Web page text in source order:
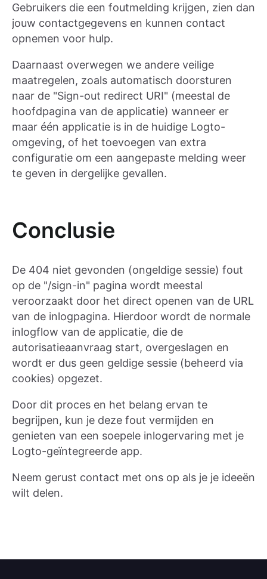
Gebruikers die een foutmelding krijgen, zien dan
jouw contactgegevens en kunnen contact
opnemen voor hulp.
Daarnaast overwegen we andere veilige
maatregelen, zoals automatisch doorsturen
naar de "Sign-out redirect URI" (meestal de
hoofdpagina van de applicatie) wanneer er
maar één applicatie is in de huidige Logto-
omgeving, of het toevoegen van extra
configuratie om een aangepaste melding weer
te geven in dergelijke gevallen.
Conclusie
De 404 niet gevonden (ongeldige sessie) fout
op de "/sign-in" pagina wordt meestal
veroorzaakt door het direct openen van de URL
van de inlogpagina. Hierdoor wordt de normale
inlogflow van de applicatie, die de
autorisatieaanvraag start, overgeslagen en
wordt er dus geen geldige sessie (beheerd via
cookies) opgezet.
Door dit proces en het belang ervan te
begrijpen, kun je deze fout vermijden en
genieten van een soepele inlogervaring met je
Logto-geïntegreerde app.
Neem gerust contact met ons op als je je ideeën
wilt delen.